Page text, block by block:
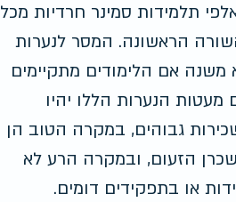
תלמידות סמינר חרדיות מכל
הראשונה. המסר לנערות
אם הלימודים מתקיימים
הנערות הללו יהיו
גבוהים, במקרה הטוב הן
הזעום, ובמקרה הרע לא
או בתפקידים דומים.